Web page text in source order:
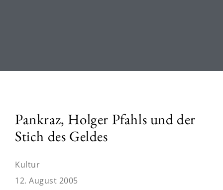
Pankraz, Holger Pfahls und der
Stich des Geldes
Kultur
12. August 2005